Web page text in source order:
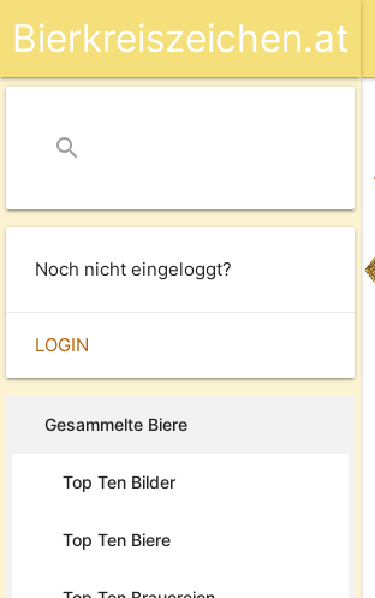
Bierkreiszeichen.at
search
Noch nicht eingeloggt?
LOGIN
Gesammelte Biere
Top Ten Bilder
Top Ten Biere